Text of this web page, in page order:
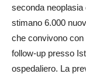
seconda
stimano 6.000
che convivono con
follow-up presso
ospedaliero. La